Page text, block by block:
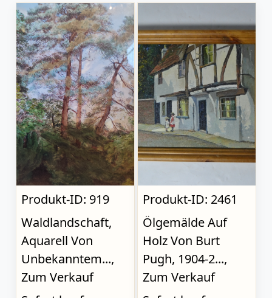
Produkt-ID: 919
Waldlandschaft,
Aquarell Von
Unbekanntem...,
Zum Verkauf
Produkt-ID: 2461
Ölgemälde Auf
Holz Von Burt
Pugh, 1904-2...,
Zum Verkauf